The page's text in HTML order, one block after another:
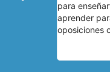
para
aprender
oposiciones